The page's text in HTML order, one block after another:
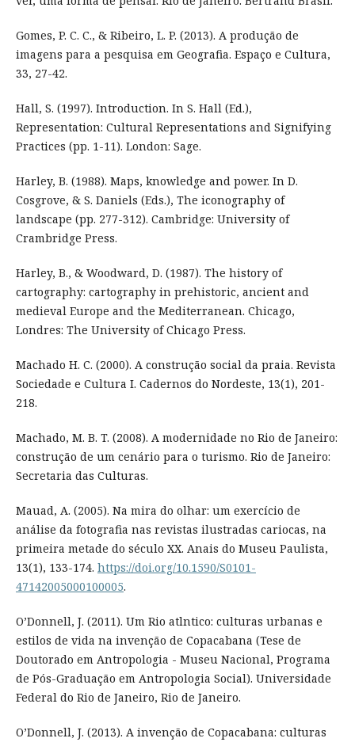
Gomes, P. C. C., & Ribeiro, L. P. (2013). A produção de
imagens para a pesquisa em Geografia. Espaço e Cultura,
33, 27-42.
Hall, S. (1997). Introduction. In S. Hall (Ed.),
Representation: Cultural Representations and Signifying
Practices (pp. 1-11). London: Sage.
Harley, B. (1988). Maps, knowledge and power. In D.
Cosgrove, & S. Daniels (Eds.), The iconography of
landscape (pp. 277-312). Cambridge: University of
Crambridge Press.
Harley, B., & Woodward, D. (1987). The history of
cartography: cartography in prehistoric, ancient and
medieval Europe and the Mediterranean. Chicago,
Londres: The University of Chicago Press.
Machado H. C. (2000). A construção social da praia. Revista
Sociedade e Cultura I. Cadernos do Nordeste, 13(1), 201-
218.
Machado, M. B. T. (2008). A modernidade no Rio de Janeiro:
construção de um cenário para o turismo. Rio de Janeiro:
Secretaria das Culturas.
Mauad, A. (2005). Na mira do olhar: um exercício de
análise da fotografia nas revistas ilustradas cariocas, na
primeira metade do século XX. Anais do Museu Paulista,
13(1), 133-174. https://doi.org/10.1590/S0101-
47142005000100005.
O’Donnell, J. (2011). Um Rio atlntico: culturas urbanas e
estilos de vida na invenção de Copacabana (Tese de
Doutorado em Antropologia - Museu Nacional, Programa
de Pós-Graduação em Antropologia Social). Universidade
Federal do Rio de Janeiro, Rio de Janeiro.
O’Donnell, J. (2013). A invenção de Copacabana: culturas